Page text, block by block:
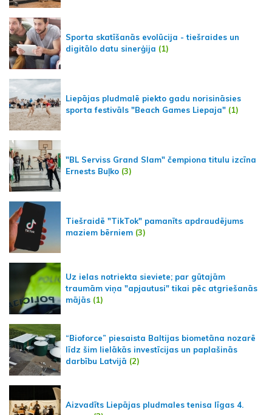
Sporta skatīšanās evolūcija - tiešraides un
digitālo datu sinerģija (1)
Liepājas pludmalē piekto gadu norisināsies
sporta festivāls "Beach Games Liepaja" (1)
"BL Serviss Grand Slam" čempiona titulu izcīna
Ernests Buļko (3)
Tiešraidē "TikTok" pamanīts apdraudējums
maziem bērniem (3)
Uz ielas notriekta sieviete; par gūtajām
traumām viņa "apjautusi" tikai pēc atgriešanās
mājās (1)
“Bioforce” piesaista Baltijas biometāna nozarē
līdz šim lielākās investīcijas un paplašinās
darbību Latvijā (2)
Aizvadīts Liepājas pludmales tenisa līgas 4.